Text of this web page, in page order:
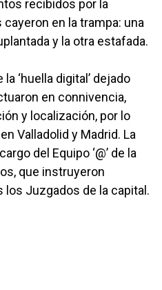
recibidos por la
en la trampa: una
y la otra estafada.
‘huella digital’ dejado
en connivencia,
y localización, por lo
Valladolid y Madrid. La
del Equipo ‘@’ de la
que instruyeron
los Juzgados de la capital.